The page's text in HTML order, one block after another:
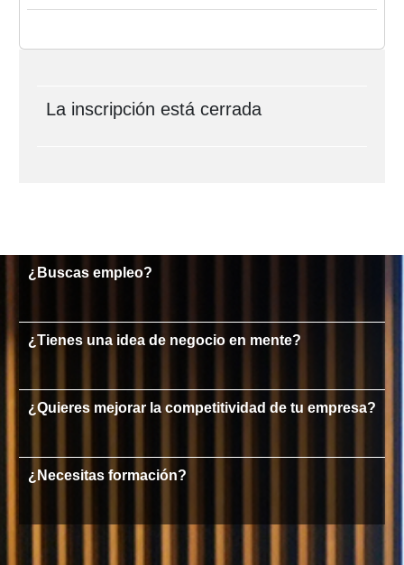
La inscripción está cerrada
¿Buscas empleo?
¿Tienes una idea de negocio en mente?
¿Quieres mejorar la competitividad de tu empresa?
¿Necesitas formación?